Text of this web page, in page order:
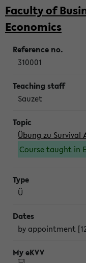
Faculty of
Economics
310001
Sauzet
Übung zu Survival
Course taught in
Ü
by appointment